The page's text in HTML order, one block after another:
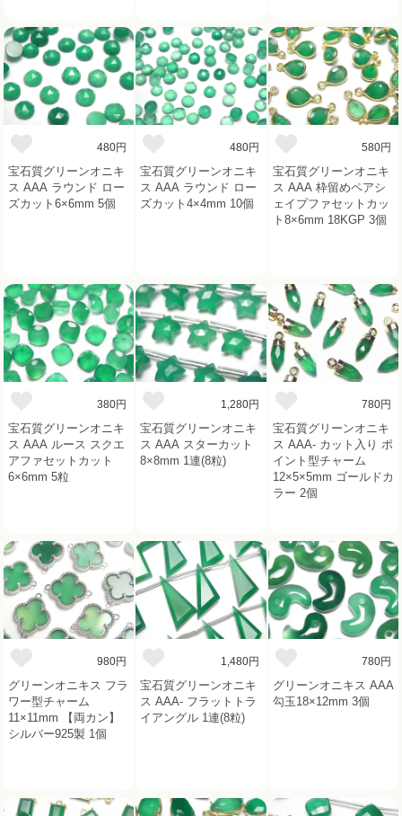
480円
宝石質グリーンオニキ
ス AAA ラウンド ロー
ズカット6×6mm 5個
480円
宝石質グリーンオニキ
ス AAA ラウンド ロー
ズカット4×4mm 10個
580円
宝石質グリーンオニキ
ス AAA 枠留めペアシ
ェイプファセットカッ
ト8×6mm 18KGP 3個
380円
宝石質グリーンオニキ
ス AAA ルース スクエ
アファセットカット
6×6mm 5粒
1,280円
宝石質グリーンオニキ
ス AAA スターカット
8×8mm 1連(8粒)
780円
宝石質グリーンオニキ
ス AAA- カット入り ポ
イント型チャーム
12×5×5mm ゴールドカ
ラー 2個
980円
グリーンオニキス フラ
ワー型チャーム
11×11mm 【両カン】
シルバー925製 1個
1,480円
宝石質グリーンオニキ
ス AAA- フラットトラ
イアングル 1連(8粒)
780円
グリーンオニキス AAA
勾玉18×12mm 3個